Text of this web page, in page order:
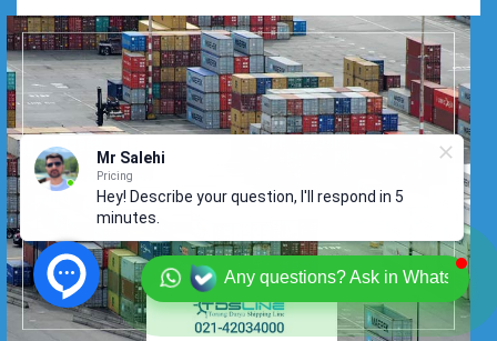
Any questions? Ask in Whatsapp
Mr Salehi
Pricing
Hey! Describe your question, I'll respond in 5
minutes.